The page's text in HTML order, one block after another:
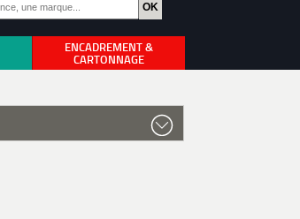
ENCADREMENT &
CARTONNAGE